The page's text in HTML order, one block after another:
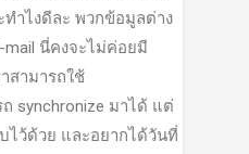
ทำไงดีละ พวกข้อมูลต่าง
mail นี่คงจะไม่ค่อยมี
สามารถใช้
ถ synchronize มาได้ แต่
ไว้ด้วย และอยากได้วันที่